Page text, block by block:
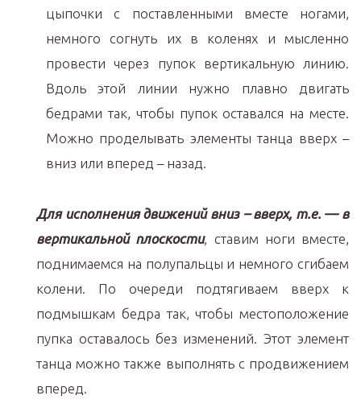
цыпочки с поставленными вместе ногами,
немного согнуть их в коленях и мысленно
провести через пупок вертикальную линию.
Вдоль этой линии нужно плавно двигать
бедрами так, чтобы пупок оставался на месте.
Можно проделывать элементы танца вверх –
вниз или вперед – назад.
Для исполнения движений вниз – вверх, т.е. — в
вертикальной плоскости, ставим ноги вместе,
поднимаемся на полупальцы и немного сгибаем
колени. По очереди подтягиваем вверх к
подмышкам бедра так, чтобы местоположение
пупка оставалось без изменений. Этот элемент
танца можно также выполнять с продвижением
вперед.